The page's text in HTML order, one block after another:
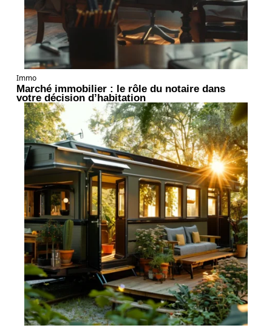
Immo
Marché immobilier : le rôle du notaire dans
votre décision d’habitation